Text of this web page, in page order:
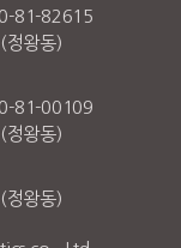
81-82615
정왕동)
81-00109
정왕동)
정왕동)